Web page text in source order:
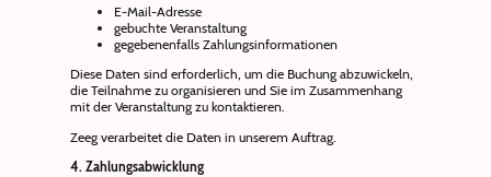
E-Mail-Adresse
gebuchte Veranstaltung
gegebenenfalls Zahlungsinformationen
Diese Daten sind erforderlich, um die Buchung abzuwickeln,
die Teilnahme zu organisieren und Sie im Zusammenhang
mit der Veranstaltung zu kontaktieren.
Zeeg verarbeitet die Daten in unserem Auftrag.
4. Zahlungsabwicklung